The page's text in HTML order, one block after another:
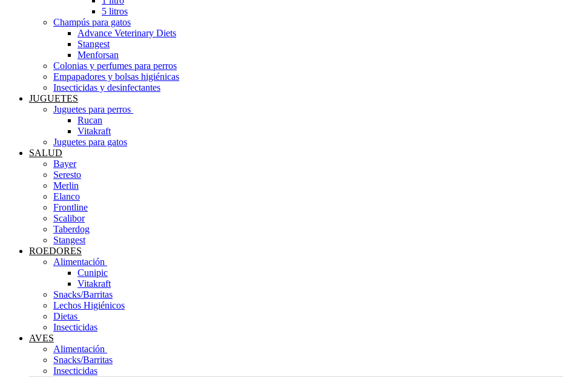
5 litros
Champús para gatos
Advance Veterinary Diets
Stangest
Menforsan
Colonias y perfumes para perros
Empapadores y bolsas higiénicas
Insecticidas y desinfectantes
JUGUETES
Juguetes para perros ​
Rucan
Vitakraft
Juguetes para gatos
SALUD
Bayer
Seresto
Merlin
Elanco
Frontline
Scalibor
Taberdog
Stangest
ROEDORES
Alimentación ​
Cunipic
Vitakraft
Snacks/Barritas
Lechos Higiénicos
Dietas ​
Insecticidas
AVES
Alimentación
Snacks/Barritas
Insecticidas